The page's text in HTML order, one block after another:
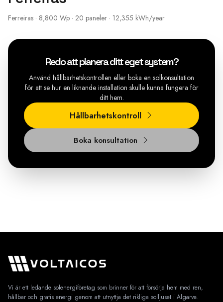
Ferreiras · 8,800 Wp · 20 paneler · 12,355 kWh/year
Redo att planera ditt eget system?
Använd hållbarhetskontrollen eller boka en solkonsultation
för att se hur en liknande installation skulle kunna fungera för
ditt hem.
Hållbarhetskontroll
Boka konsultation
Vi är ett ledande solenergiföretag som brinner för att försörja hem med ren,
hållbar och gratis energi genom att utnyttja det rikliga solljuset i Algarve.